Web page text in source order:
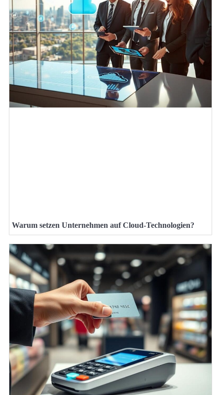
Warum setzen Unternehmen auf Cloud-Technologien?